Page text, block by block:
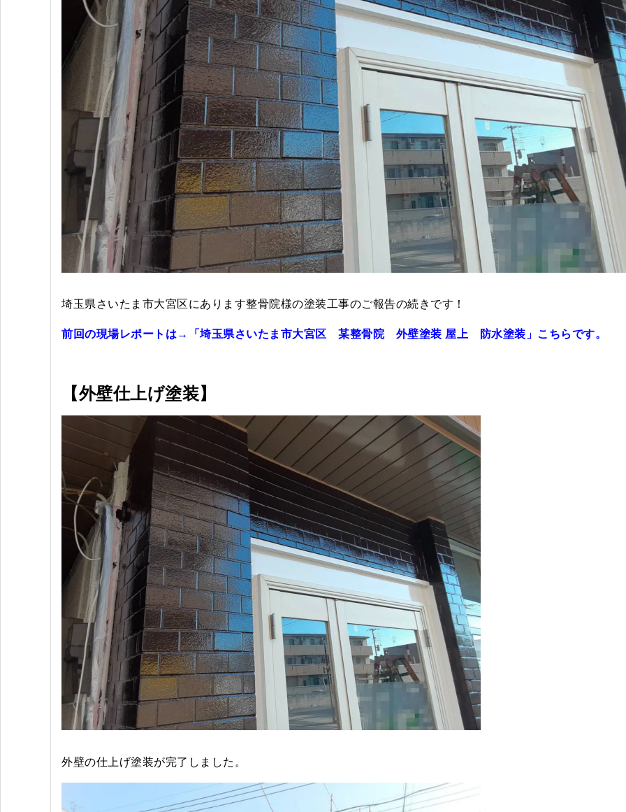
埼玉県さいたま市大宮区にあります整骨院様の塗装工事のご報告の続きです！
前回の現場レポートは→ 「埼玉県さいたま市大宮区 某整骨院 外壁塗装 屋上 防水塗装」 こちらです。
【外壁仕上げ塗装】
外壁の仕上げ塗装が完了しました。